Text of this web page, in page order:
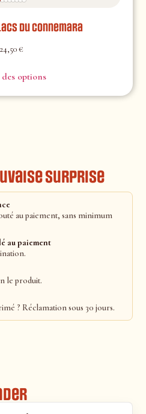
du Connemara
24,50€
options
surprise
au paiement, sans minimum
au paiement
le produit.
? Réclamation sous 30 jours.